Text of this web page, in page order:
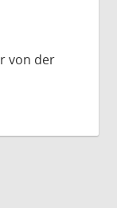
von der